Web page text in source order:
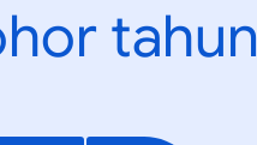
tahun